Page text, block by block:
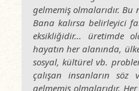
gelmemiş olmalarıdır. Bu
Bana kalırsa belirleyici
eksikliğidir... üretimde
hayatın her alanında,
sosyal, kültürel vb.
çalışan insanların
gelmemiş olmalarıdır.